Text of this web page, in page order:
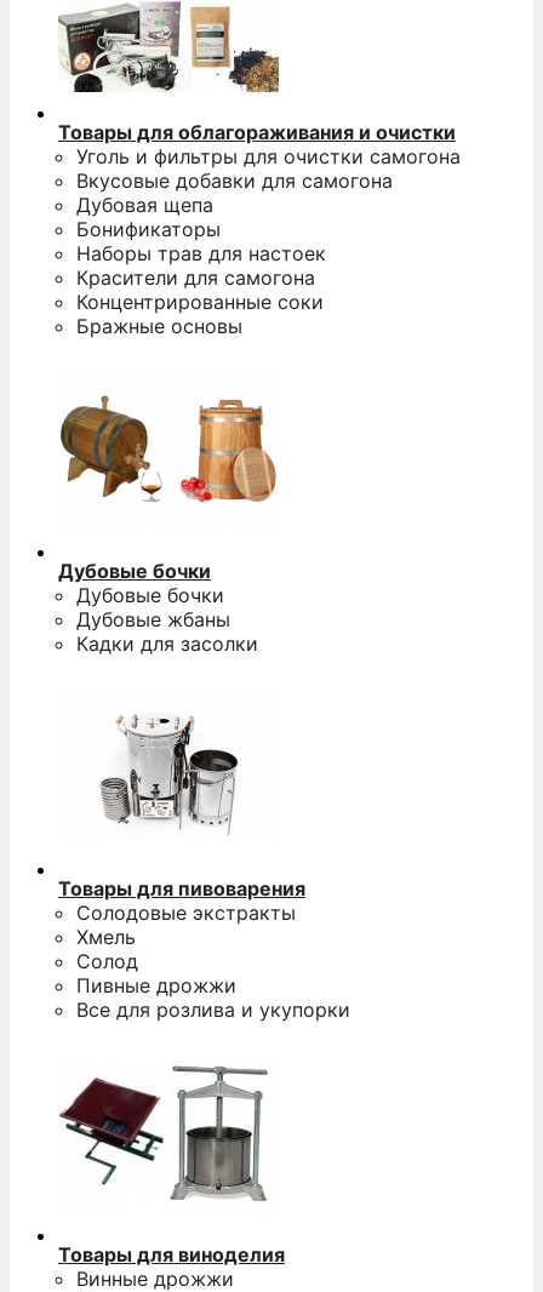
Товары для облагораживания и очистки
Уголь и фильтры для очистки самогона
Вкусовые добавки для самогона
Дубовая щепа
Бонификаторы
Наборы трав для настоек
Красители для самогона
Концентрированные соки
Бражные основы
Дубовые бочки
Дубовые бочки
Дубовые жбаны
Кадки для засолки
Товары для пивоварения
Солодовые экстракты
Хмель
Солод
Пивные дрожжи
Все для розлива и укупорки
Товары для виноделия
Винные дрожжи